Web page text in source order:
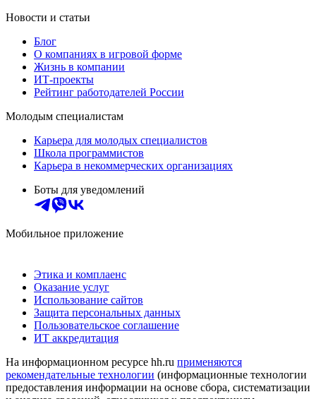
Новости и статьи
Блог
О компаниях в игровой форме
Жизнь в компании
ИТ-проекты
Рейтинг работодателей России
Молодым специалистам
Карьера для молодых специалистов
Школа программистов
Карьера в некоммерческих организациях
Боты для уведомлений
Мобильное приложение
Этика и комплаенс
Оказание услуг
Использование сайтов
Защита персональных данных
Пользовательское соглашение
ИТ аккредитация
На информационном ресурсе hh.ru применяются
рекомендательные технологии (информационные технологии
предоставления информации на основе сбора, систематизации